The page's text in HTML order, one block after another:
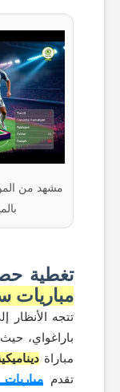
مشهد من
تغطية
مباريات
تتجه
باراغواي،
مباراة
تقدم